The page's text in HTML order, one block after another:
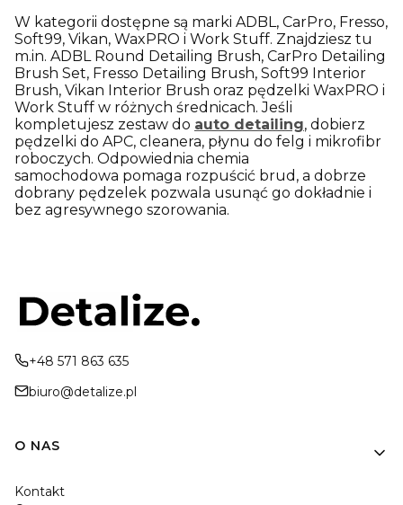
W kategorii dostępne są marki ADBL, CarPro, Fresso,
Soft99, Vikan, WaxPRO i Work Stuff. Znajdziesz tu
m.in. ADBL Round Detailing Brush, CarPro Detailing
Brush Set, Fresso Detailing Brush, Soft99 Interior
Brush, Vikan Interior Brush oraz pędzelki WaxPRO i
Work Stuff w różnych średnicach. Jeśli
kompletujesz zestaw do auto detailing, dobierz
pędzelki do APC, cleanera, płynu do felg i mikrofibr
roboczych. Odpowiednia chemia
samochodowa pomaga rozpuścić brud, a dobrze
dobrany pędzelek pozwala usunąć go dokładnie i
bez agresywnego szorowania.
+48 571 863 635
biuro@detalize.pl
Linki w stopce
O NAS
Kontakt